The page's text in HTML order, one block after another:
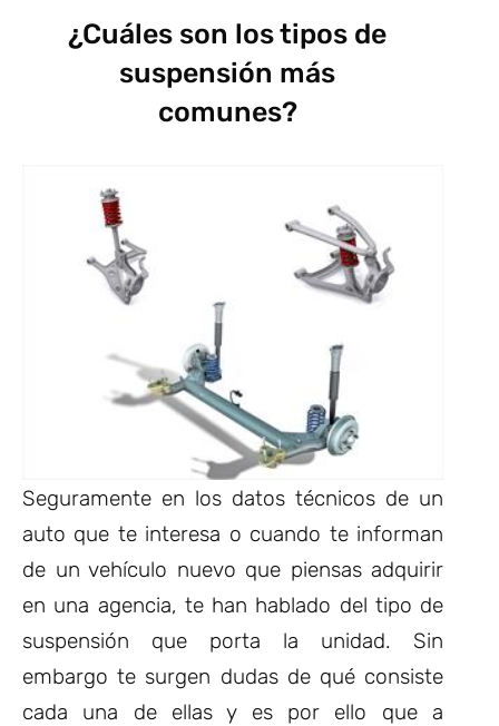
¿Cuáles son los tipos de
suspensión más
comunes?
Seguramente en los datos técnicos de un
auto que te interesa o cuando te informan
de un vehículo nuevo que piensas adquirir
en una agencia, te han hablado del tipo de
suspensión que porta la unidad. Sin
embargo te surgen dudas de qué consiste
cada una de ellas y es por ello que a